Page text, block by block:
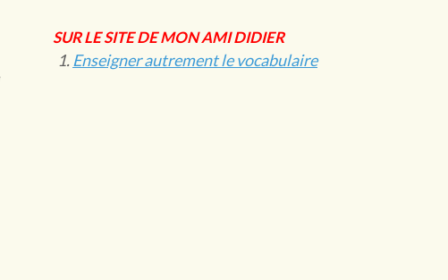
SUR LE SITE DE MON AMI DIDIER
Enseigner autrement le vocabulaire